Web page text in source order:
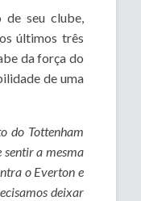
seu clube,
últimos três
da força do
de uma
do Tottenham
a mesma
o Everton e
deixar